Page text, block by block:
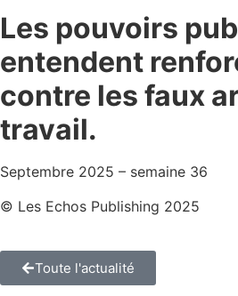
Les pouvoirs
entendent
contre les faux
travail.
Septembre 2025 – semaine 36
© Les Echos Publishing 2025
Toute l'actualité